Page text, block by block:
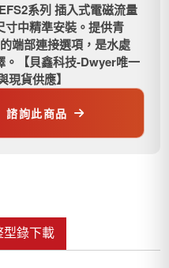
系列 插入式電磁流量
寸中精準安裝。提供青
端部連接選項，是水處
。【貝鑫科技-Dwyer唯一
貨供應】
諮詢此商品
型錄下載